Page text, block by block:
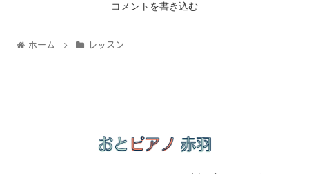
コメントを書き込む
ホーム レッスン